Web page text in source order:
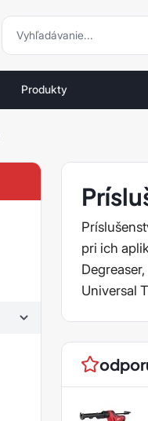
vyhľadávanie
vyhľadávanie
Produkty
pri ich
Universal